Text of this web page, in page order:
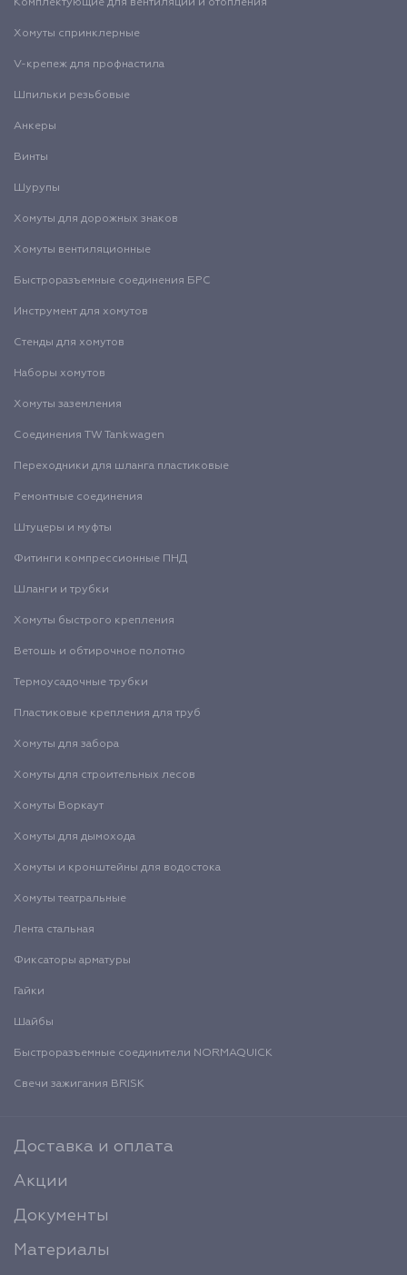
Комплектующие для вентиляции и отопления
Хомуты спринклерные
V-крепеж для профнастила
Шпильки резьбовые
Анкеры
Винты
Шурупы
Хомуты для дорожных знаков
Хомуты вентиляционные
Быстроразъемные соединения БРС
Инструмент для хомутов
Стенды для хомутов
Наборы хомутов
Хомуты заземления
Соединения TW Tankwagen
Переходники для шланга пластиковые
Ремонтные соединения
Штуцеры и муфты
Фитинги компрессионные ПНД
Шланги и трубки
Хомуты быстрого крепления
Ветошь и обтирочное полотно
Термоусадочные трубки
Пластиковые крепления для труб
Хомуты для забора
Хомуты для строительных лесов
Хомуты Воркаут
Хомуты для дымохода
Хомуты и кронштейны для водостока
Хомуты театральные
Лента стальная
Фиксаторы арматуры
Гайки
Шайбы
Быстроразъемные соединители NORMAQUICK
Свечи зажигания BRISK
Доставка и оплата
Акции
Документы
Материалы